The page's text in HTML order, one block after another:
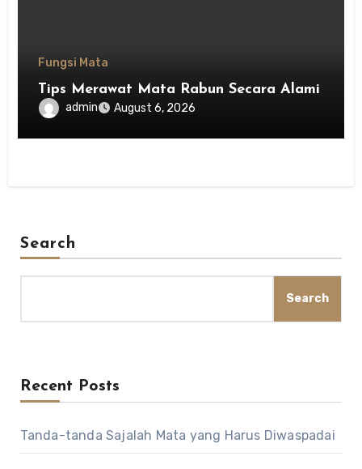
Fungsi Mata
Tips Merawat Mata Rabun Secara Alami
admin August 6, 2026
Search
Search
Recent Posts
Tanda-tanda Sajalah Mata yang Harus Diwaspadai